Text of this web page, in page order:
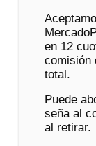
en 12
comisión
total.
Puede
seña al
al retirar.